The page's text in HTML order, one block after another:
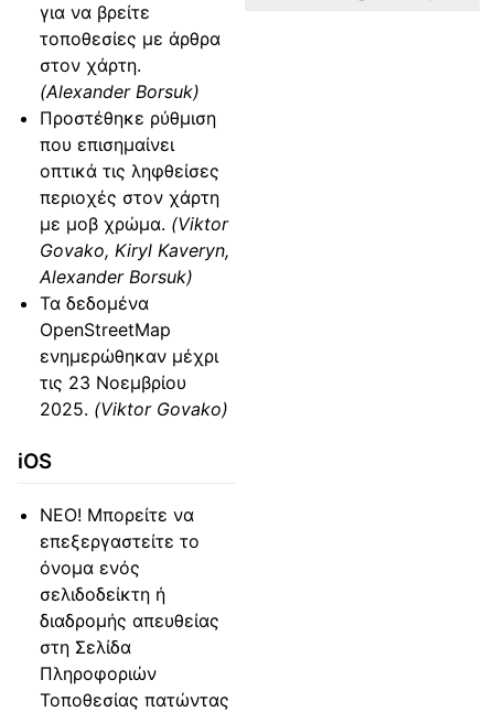
για να βρείτε
τοποθεσίες με άρθρα
στον χάρτη.
(Alexander Borsuk)
Προστέθηκε ρύθμιση
που επισημαίνει
οπτικά τις ληφθείσες
περιοχές στον χάρτη
με μοβ χρώμα. (Viktor
Govako, Kiryl Kaveryn,
Alexander Borsuk)
Τα δεδομένα
OpenStreetMap
ενημερώθηκαν μέχρι
τις 23 Νοεμβρίου
2025. (Viktor Govako)
iOS
ΝΕΟ! Μπορείτε να
επεξεργαστείτε το
όνομα ενός
σελιδοδείκτη ή
διαδρομής απευθείας
στη Σελίδα
Πληροφοριών
Τοποθεσίας πατώντας